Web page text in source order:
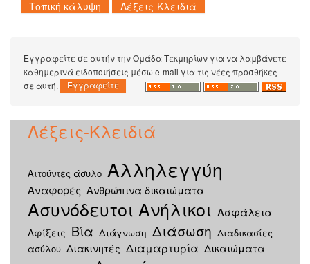
Εγγραφείτε σε αυτήν την Ομάδα Τεκμηρίων για να λαμβάνετε
καθημερινά ειδοποιήσεις μέσω e-mail για τις νέες προσθήκες
σε αυτή.
Λέξεις-Κλειδιά
Αιτούντες άσυλο Αλληλεγγύη
Αναφορές Ανθρώπινα δικαιώματα
Ασυνόδευτοι Ανήλικοι Ασφάλεια
Αφίξεις Βία Διάγνωση Διάσωση Διαδικασίες
ασύλου Διακινητές Διαμαρτυρία Δικαιώματα